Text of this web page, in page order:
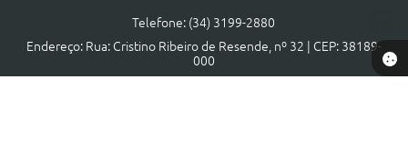
Telefone: (34) 3199-2880
Endereço: Rua: Cristino Ribeiro de Resende, nº 32 | CEP: 38189-
000